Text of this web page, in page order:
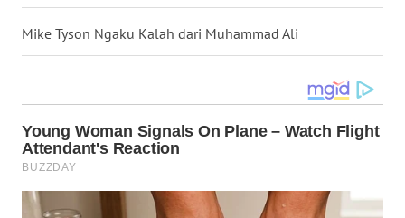
Mike Tyson Ngaku Kalah dari Muhammad Ali
WN
TAPANULI
SELATAN
LESUNG
KARO